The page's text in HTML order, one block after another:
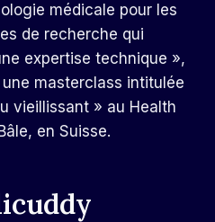
médicale pour les
de recherche qui
expertise technique »,
masterclass intitulée
vieillissant » au Health
en Suisse.